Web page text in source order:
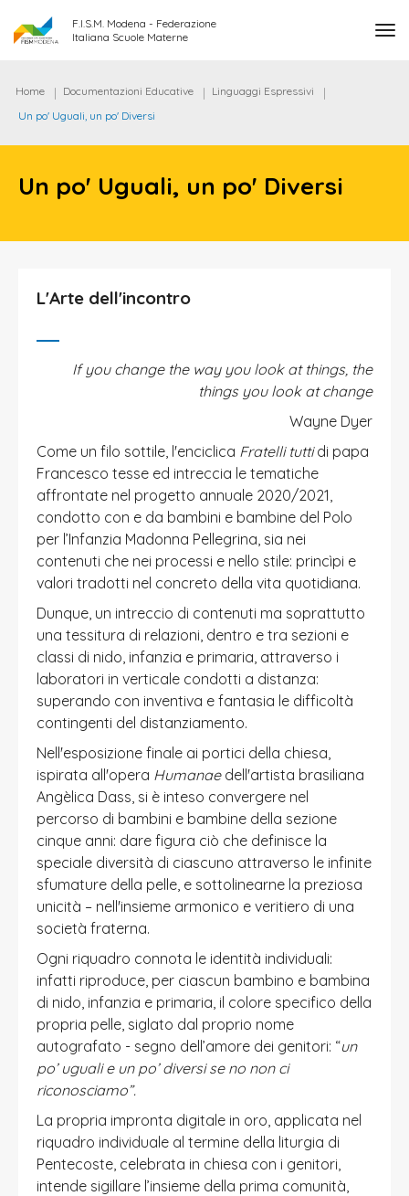
F.I.S.M. Modena - Federazione
Italiana Scuole Materne
Home Documentazioni Educative
Linguaggi Espressivi
Un po' Uguali, un po' Diversi
Un po' Uguali, un po' Diversi
L'Arte dell'incontro
If you change the way you look at things, the
things you look at change
Wayne Dyer
Come un filo sottile, l'enciclica Fratelli tuttidi papa
Francesco tesse ed intreccia le tematiche
affrontate nel progetto annuale 2020/2021,
condotto con e da bambini e bambine del Polo
per l’Infanzia Madonna Pellegrina, sia nei
contenuti che nei processi e nello stile: princìpi e
valori tradotti nel concreto della vita quotidiana.
Dunque, un intreccio di contenuti ma soprattutto
una tessitura di relazioni, dentro e tra sezioni e
classi di nido, infanzia e primaria, attraverso i
laboratori in verticale condotti a distanza:
superando con inventiva e fantasia le difficoltà
contingenti del distanziamento.
Nell'esposizione finale ai portici della chiesa,
ispirata all'opera Humanaedell'artista brasiliana
Angèlica Dass, si è inteso convergere nel
percorso di bambini e bambine della sezione
cinque anni: dare figura ciò che definisce la
speciale diversità di ciascuno attraverso le infinite
sfumature della pelle, e sottolinearne la preziosa
unicità – nell'insieme armonico e veritiero di una
società fraterna.
Ogni riquadro connota le identità individuali:
infatti riproduce, per ciascun bambino e bambina
di nido, infanzia e primaria, il colore specifico della
propria pelle, siglato dal proprio nome
autografato - segno dell’amore dei genitori: “un
po’ uguali e un po’ diversi se no non ci
riconosciamo”.
La propria impronta digitale in oro, applicata nel
riquadro individuale al termine della liturgia di
Pentecoste, celebrata in chiesa con i genitori,
intende sigillare l’insieme della prima comunità,